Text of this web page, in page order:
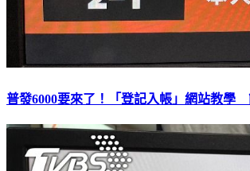
普發6000要來了！「登記入帳」網站教學